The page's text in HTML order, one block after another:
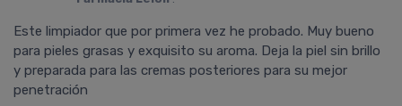
Este limpiador que por primera vez he probado. Muy bueno
para pieles grasas y exquisito su aroma. Deja la piel sin brillo
y preparada para las cremas posteriores para su mejor
penetración